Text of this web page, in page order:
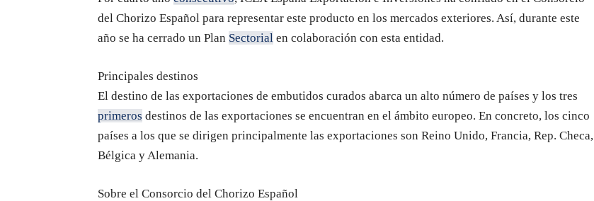
del Chorizo Español para representar este producto en los mercados exteriores. Así, durante este
año se ha cerrado un Plan Sectorial en colaboración con esta entidad.
Principales destinos
El destino de las exportaciones de embutidos curados abarca un alto número de países y los tres
primeros destinos de las exportaciones se encuentran en el ámbito europeo. En concreto, los cinco
países a los que se dirigen principalmente las exportaciones son Reino Unido, Francia, Rep. Checa,
Bélgica y Alemania.
Sobre el Consorcio del Chorizo Español